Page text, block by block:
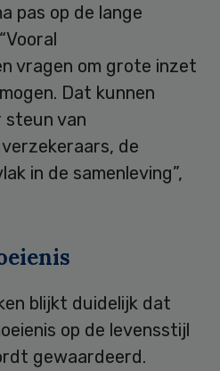
pas op de lange
vragen om grote inzet
Dat kunnen
steun van
de
in de samenleving”,
blijkt duidelijk dat
op de levensstijl
gewaardeerd.